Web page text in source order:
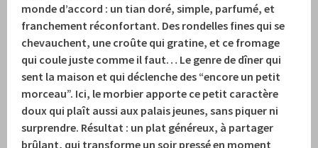
monde d’accord : un tian doré, simple, parfumé, et
franchement réconfortant. Des rondelles fines qui se
chevauchent, une croûte qui gratine, et ce fromage
qui coule juste comme il faut… Le genre de dîner qui
sent la maison et qui déclenche des “encore un petit
morceau”. Ici, le morbier apporte ce petit caractère
doux qui plaît aussi aux palais jeunes, sans piquer ni
surprendre. Résultat : un plat généreux, à partager
brûlant, qui transforme un soir pressé en moment